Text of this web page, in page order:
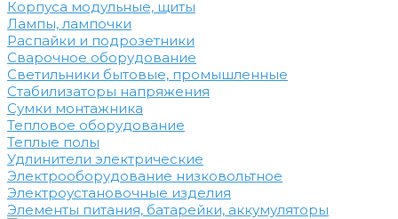
Корпуса модульные, щиты
Лампы, лампочки
Распайки и подрозетники
Сварочное оборудование
Светильники бытовые, промышленные
Стабилизаторы напряжения
Сумки монтажника
Тепловое оборудование
Теплые полы
Удлинители электрические
Электрооборудование низковольтное
Электроустановочные изделия
Элементы питания, батарейки, аккумуляторы